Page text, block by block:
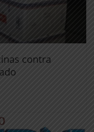
contra